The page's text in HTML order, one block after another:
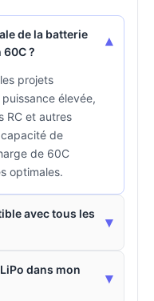
de la batterie
60C ?
▾
projets
élevée,
RC et autres
de
de 60C
optimales.
avec tous les
▾
dans mon
▾